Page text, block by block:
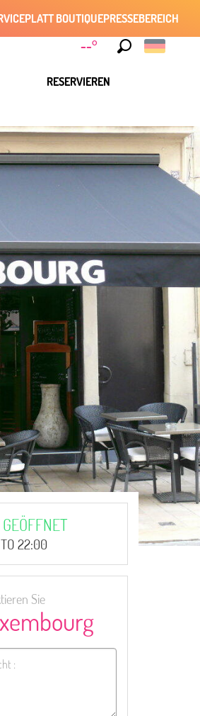
--°
PLATT BOUTIQUEPRESSEBEREICH
RESERVIEREN
22:00
Sie